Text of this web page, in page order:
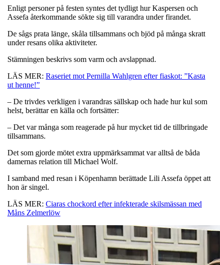
Enligt personer på festen syntes det tydligt hur Kaspersen och
Assefa återkommande sökte sig till varandra under firandet.
De sågs prata länge, skåla tillsammans och bjöd på många skratt
under resans olika aktiviteter.
Stämningen beskrivs som varm och avslappnad.
LÄS MER: Raseriet mot Pernilla Wahlgren efter fiaskot: ”Kasta
ut henne!”
– De trivdes verkligen i varandras sällskap och hade hur kul som
helst, berättar en källa och fortsätter:
– Det var många som reagerade på hur mycket tid de tillbringade
tillsammans.
Det som gjorde mötet extra uppmärksammat var alltså de båda
damernas relation till Michael Wolf.
I samband med resan i Köpenhamn berättade Lili Assefa öppet att
hon är singel.
LÄS MER: Ciaras chockord efter infekterade skilsmässan med
Måns Zelmerlöw